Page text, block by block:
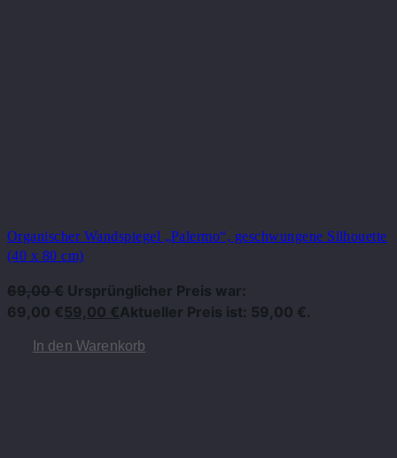
Organischer Wandspiegel „Palermo“, geschwungene Silhouette
(40 x 80 cm)
69,00€ Ursprünglicher Preis war:
69,00 €59,00 €Aktueller Preis ist: 59,00 €.
In den Warenkorb